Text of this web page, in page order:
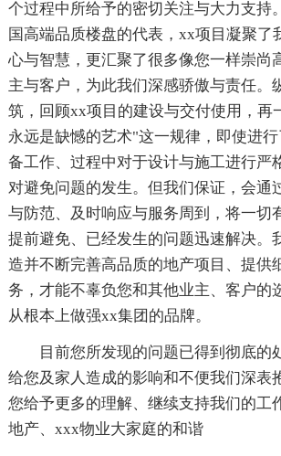
个过程中所给予的密切关注与大力支持
国高端品质楼盘的代表，xx项目凝聚了
心与智慧，更汇聚了很多像您一样崇尚
主与客户，为此我们深感骄傲与责任。
筑，回顾xx项目的建设与交付使用，再
永远是缺憾的艺术"这一规律，即使进
备工作、过程中对于设计与施工进行严
对避免问题的发生。但我们保证，会通
与防范、及时响应与服务周到，将一切
提前避免、已经发生的问题迅速解决。
造并不断完善高品质的地产项目、提供
务，才能不辜负您和其他业主、客户的
从根本上做强xx集团的品牌。
目前您所发现的问题已得到彻底的
给您及家人造成的影响和不便我们深表
您给予更多的理解、继续支持我们的工
地产、xxx物业大家庭的和谐